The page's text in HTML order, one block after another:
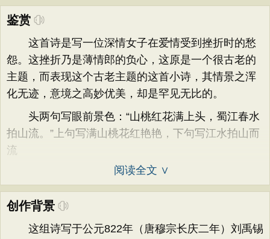
鉴赏
这首诗是写一位深情女子在爱情受到挫折时的愁
怨。这挫折乃是薄情郎的负心，这原是一个很古老的
主题，而表现这个古老主题的这首小诗，其情景之浑
化无迹，意境之高妙优美，却是罕见无比的。
头两句写眼前景色：“山桃红花满上头，蜀江春水
拍山流。”上句写满山桃花红艳艳，下句写江水拍山而
流
阅读全文 ∨
创作背景
这组诗写于公元822年（唐穆宗长庆二年）刘禹锡